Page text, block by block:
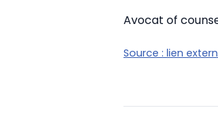
Avocat of
Source : lien